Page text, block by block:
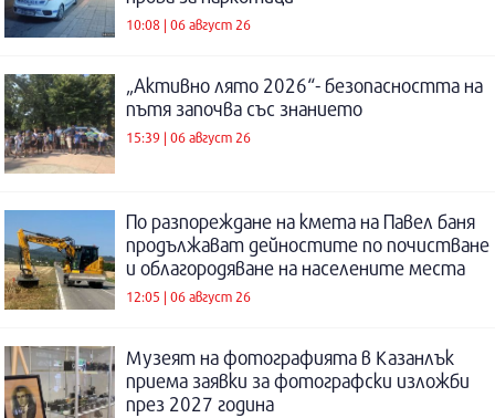
10:08 | 06 август 26
„Активно лято 2026“- безопасността на
пътя започва със знанието
15:39 | 06 август 26
По разпореждане на кмета на Павел баня
продължават дейностите по почистване
и облагородяване на населените места
12:05 | 06 август 26
Музеят на фотографията в Казанлък
приема заявки за фотографски изложби
през 2027 година